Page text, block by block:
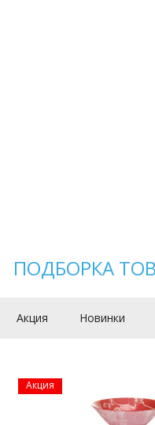
ПОДБОРКА
Акция Новинки
Акция